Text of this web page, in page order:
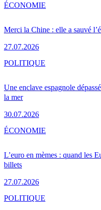
Merci la Chine : elle a sauvé
27.07.2026
ÉCONOMIE
Une enclave espagnole
la mer
30.07.2026
POLITIQUE
L’euro en mèmes : quand les
billets
27.07.2026
ÉCONOMIE
POLITIQUE